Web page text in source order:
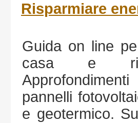
Risparmiare
Guida on line
casa e
pannelli
e geotermico.